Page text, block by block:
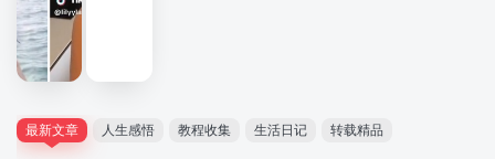
最新文章 人生感悟 教程收集 生活日记 转载精品